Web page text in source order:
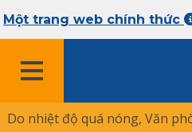
Một trang web chính thức
Do nhiệt độ quá nóng, Văn